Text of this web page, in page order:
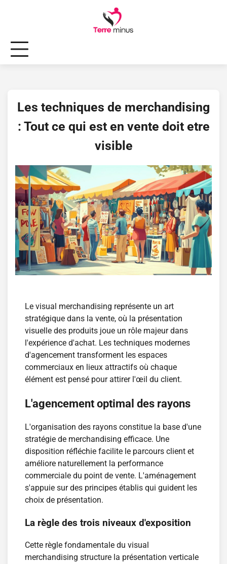
Les techniques de merchandising
: Tout ce qui est en vente doit etre
visible
Le visual merchandising représente un art
stratégique dans la vente, où la présentation
visuelle des produits joue un rôle majeur dans
l'expérience d'achat. Les techniques modernes
d'agencement transforment les espaces
commerciaux en lieux attractifs où chaque
élément est pensé pour attirer l'œil du client.
L'agencement optimal des rayons
L'organisation des rayons constitue la base d'une
stratégie de merchandising efficace. Une
disposition réfléchie facilite le parcours client et
améliore naturellement la performance
commerciale du point de vente. L'aménagement
s'appuie sur des principes établis qui guident les
choix de présentation.
La règle des trois niveaux d'exposition
Cette règle fondamentale du visual
merchandising structure la présentation verticale